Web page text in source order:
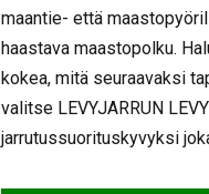
maantie- että
haastava maastopolku.
kokea, mitä seuraavaksi
valitse LEVYJARRUN
jarrutussuorituskyvyksi